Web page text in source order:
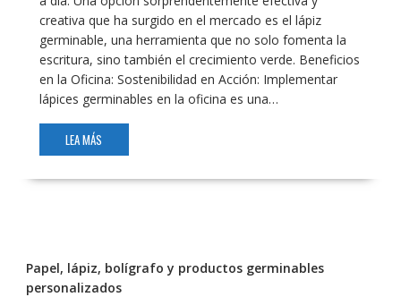
creativa que ha surgido en el mercado es el lápiz
germinable, una herramienta que no solo fomenta la
escritura, sino también el crecimiento verde. Beneficios
en la Oficina: Sostenibilidad en Acción: Implementar
lápices germinables en la oficina es una…
LEA MÁS
Papel, lápiz, bolígrafo y productos germinables
personalizados